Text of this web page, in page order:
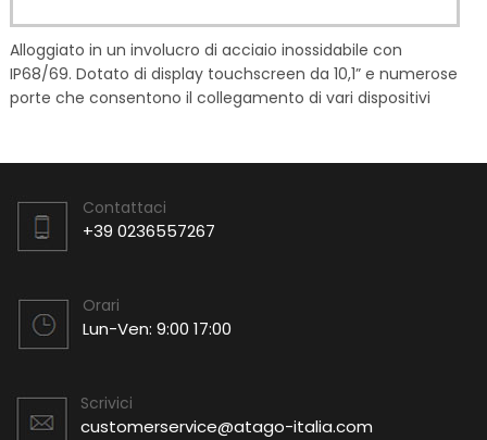
Alloggiato in un involucro di acciaio inossidabile con
IP68/69. Dotato di display touchscreen da 10,1” e numerose
porte che consentono il collegamento di vari dispositivi
Contattaci
+39 0236557267
Orari
Lun-Ven: 9:00 17:00
Scrivici
customerservice@atago-italia.com